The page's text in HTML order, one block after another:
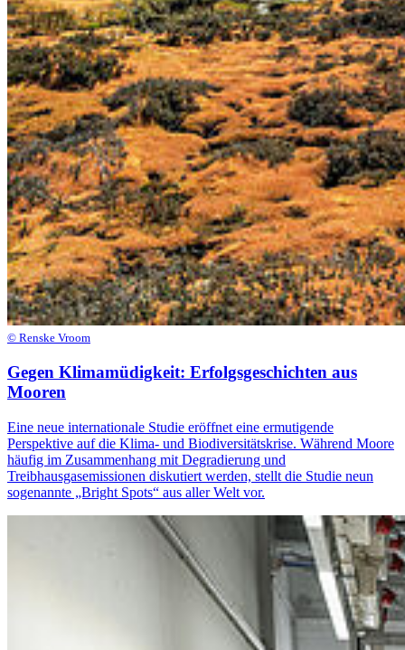
© Renske Vroom
Gegen Klimamüdigkeit: Erfolgsgeschichten aus
Mooren
Eine neue internationale Studie eröffnet eine ermutigende
Perspektive auf die Klima- und Biodiversitätskrise. Während Moore
häufig im Zusammenhang mit Degradierung und
Treibhausgasemissionen diskutiert werden, stellt die Studie neun
sogenannte „Bright Spots“ aus aller Welt vor.